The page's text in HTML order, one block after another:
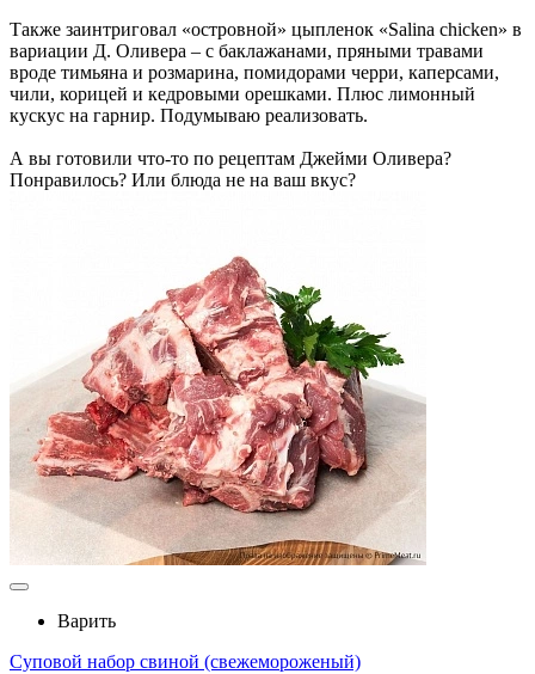
Также заинтриговал «островной» цыпленок «Salina chicken» в
вариации Д. Оливера – с баклажанами, пряными травами
вроде тимьяна и розмарина, помидорами черри, каперсами,
чили, корицей и кедровыми орешками. Плюс лимонный
кускус на гарнир. Подумываю реализовать.
А вы готовили что-то по рецептам Джейми Оливера?
Понравилось? Или блюда не на ваш вкус?
Варить
Суповой набор свиной (свежемороженый)